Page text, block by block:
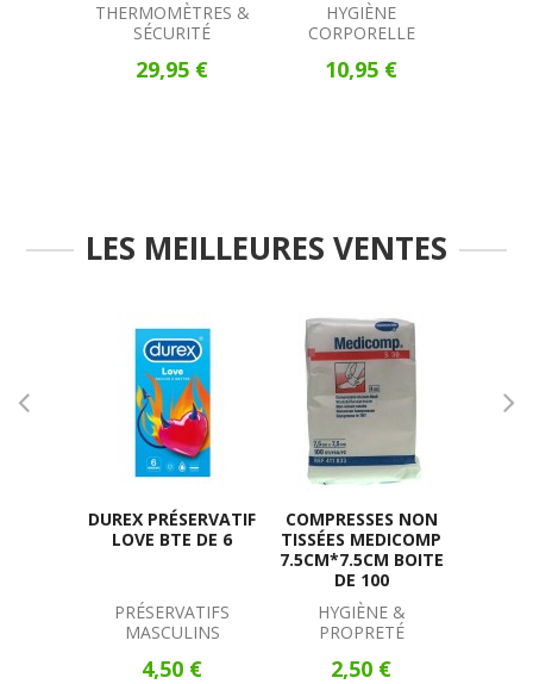
THERMOMÈTRES &
SÉCURITÉ
29,95 €
HYGIÈNE
CORPORELLE
10,95 €
LES MEILLEURES VENTES
DUREX PRÉSERVATIF
LOVE BTE DE 6
PRÉSERVATIFS
MASCULINS
4,50 €
COMPRESSES NON
TISSÉES MEDICOMP
7.5CM*7.5CM BOITE
DE 100
HYGIÈNE &
PROPRETÉ
2,50 €